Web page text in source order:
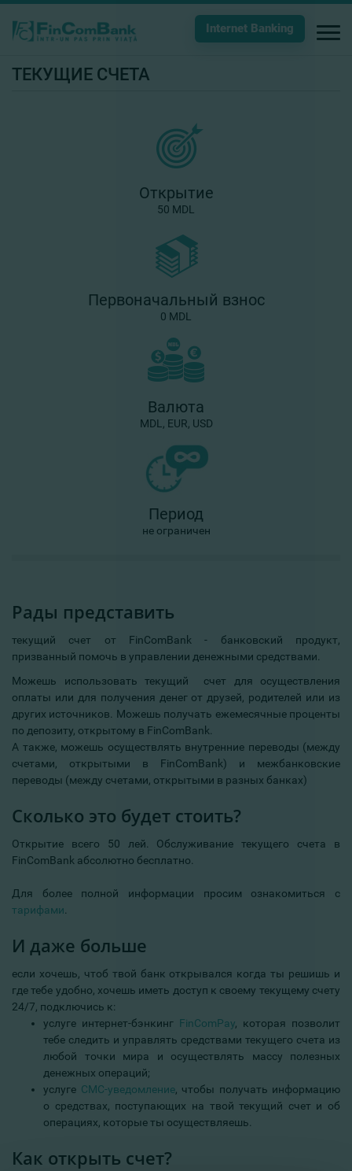
Internet Banking
ТЕКУЩИЕ СЧЕТА
Открытие
50 MDL
Первоначальный взнос
0 MDL
Валюта
MDL, EUR, USD
Период
не ограничен
Рады представить
текущий счет от FinComBank - банковский продукт,
призванный помочь в управлении денежными средствами.
Можешь использовать текущий счет для осуществления
оплаты или для получения денег от друзей, родителей или из
других источников. Можешь получать ежемесячные проценты
по депозиту, открытому в FinComBank.
А также, можешь осуществлять внутренние переводы (между
счетами, открытыми в FinComBank) и межбанковские
переводы (между счетами, открытыми в разных банках)
Сколько это будет стоить?
Открытие всего 50 лей. Обслуживание текущего счета в
FinComBank абсолютно бесплатно.
Для более полной информации просим ознакомиться с
тарифами
И даже больше
если хочешь, чтоб твой банк открывался когда ты решишь и
где тебе удобно, хочешь иметь доступ к своему текущему счету
24/7, подключись к:
услуге интернет-бэнкинг FinComPay , которая позволит
тебе следить и управлять средствами текущего счета из
любой точки мира и осуществлять массу полезных
денежных операций;
услуге СМС-уведомление, чтобы получать информацию
о средствах, поступающих на твой текущий счет и об
операциях, которые ты осуществляешь.
Как открыть счет?